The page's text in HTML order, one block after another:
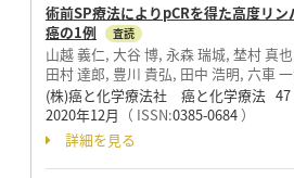
術前SP療法によりpCRを得た高度リ
癌の1例
査読
山越 義仁, 大谷 博, 永森 瑞城, 埜村 真
田村 達郎, 豊川 貴弘, 田中 浩明, 六車
(株)癌と化学療法社 癌と化学療法 47
2020年12月 （ ISSN:0385-0684）
詳細を見る